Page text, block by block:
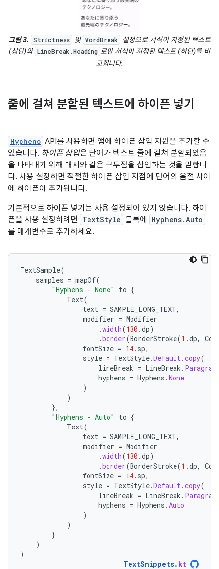
그림 3. Strictness 및 WordBreak
설정으로 서식이 지정된 텍스트
(상단)와 LineBreak.Heading 로만 서식이 지정된 텍스트 (하단)를 비
교합니다.
줄에 걸쳐 분할된 텍스트에 하이픈 넣기
Hyphens API를 사용하면 앱에 하이픈 삽입 지원을 추가할 수
있습니다. 하이픈 삽입은 단어가 텍스트 줄에 걸쳐 분할되었음
을 나타내기 위해 대시와 같은 구두점을 삽입하는 것을 말합니
다. 사용 설정하면 적절한 하이픈 삽입 지점에 단어의 음절 사이
에 하이픈이 추가됩니다.
기본적으로 하이픈 넣기는 사용 설정되어 있지 않습니다. 하이
픈을 사용 설정하려면
TextStyle 블록에 Hyphens.Auto
를 매개변수로 추가하세요.
TextSample(
samples = mapOf(
"Hyphens - None"
to {
Text(
text = SAMPLE_LONG_TEXT,
modifier = Modifier
.width(130.dp)
.border(BorderStroke(1.dp,
fontSize = 14. sp,
style = TextStyle.Default .copy(
lineBreak = LineBreak .
hyphens = Hyphens .None
)
)
},
"Hyphens - Auto"
to {
Text(
text = SAMPLE_LONG_TEXT,
modifier = Modifier
.width(130.dp)
.border(BorderStroke(1.dp,
fontSize = 14. sp,
style = TextStyle.Default .copy(
lineBreak = LineBreak .
hyphens = Hyphens . Auto
)
)
}
)
)
TextSnippets. kt